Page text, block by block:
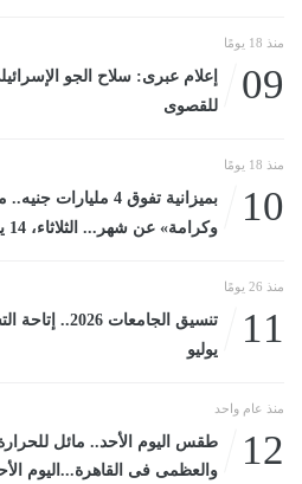
منذ 18 يومًا
09
إعلام عبرى: سلاح الجو
للقصوى
منذ 18 يومًا
10
بميزانية تفوق 4
وكرامة» عن شهر... الثلاثاء، 14 يوليو 2026 10:46 صـ
منذ 26 يومًا
11
يوليو
منذ عام واحد
12
طقس اليوم الأحد.. مائل للحرارة